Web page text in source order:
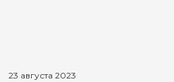
23 августа 2023